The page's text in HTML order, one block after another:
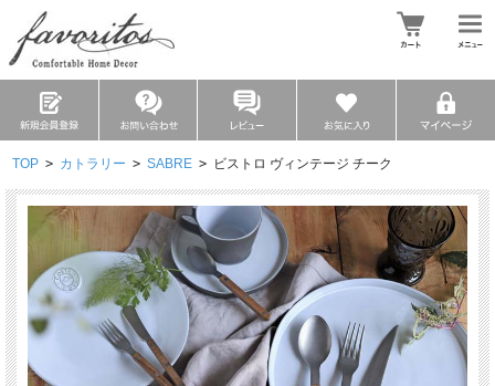
TOP > カトラリー > SABRE > ビストロ ヴィンテージ チーク